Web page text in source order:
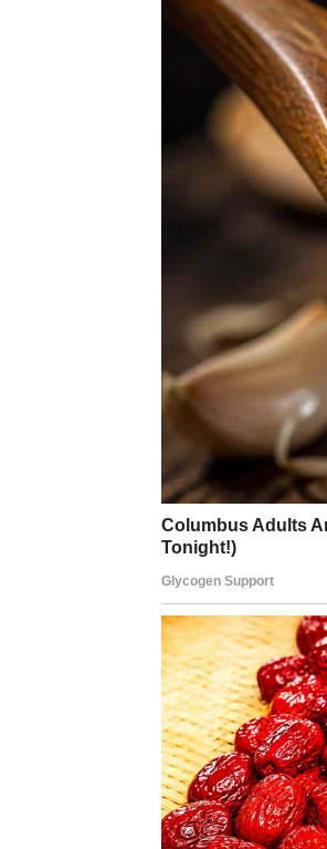
BIK
Posao i
Bikovi ulaze u
Savjet zvijezda
Pametno upravljajte
BLIZANCI
Posao i finansije
Važne informacije ili
Savjet zvijezda
RAK
Posao i
Finansijski pritisak
Savjet zvijezda